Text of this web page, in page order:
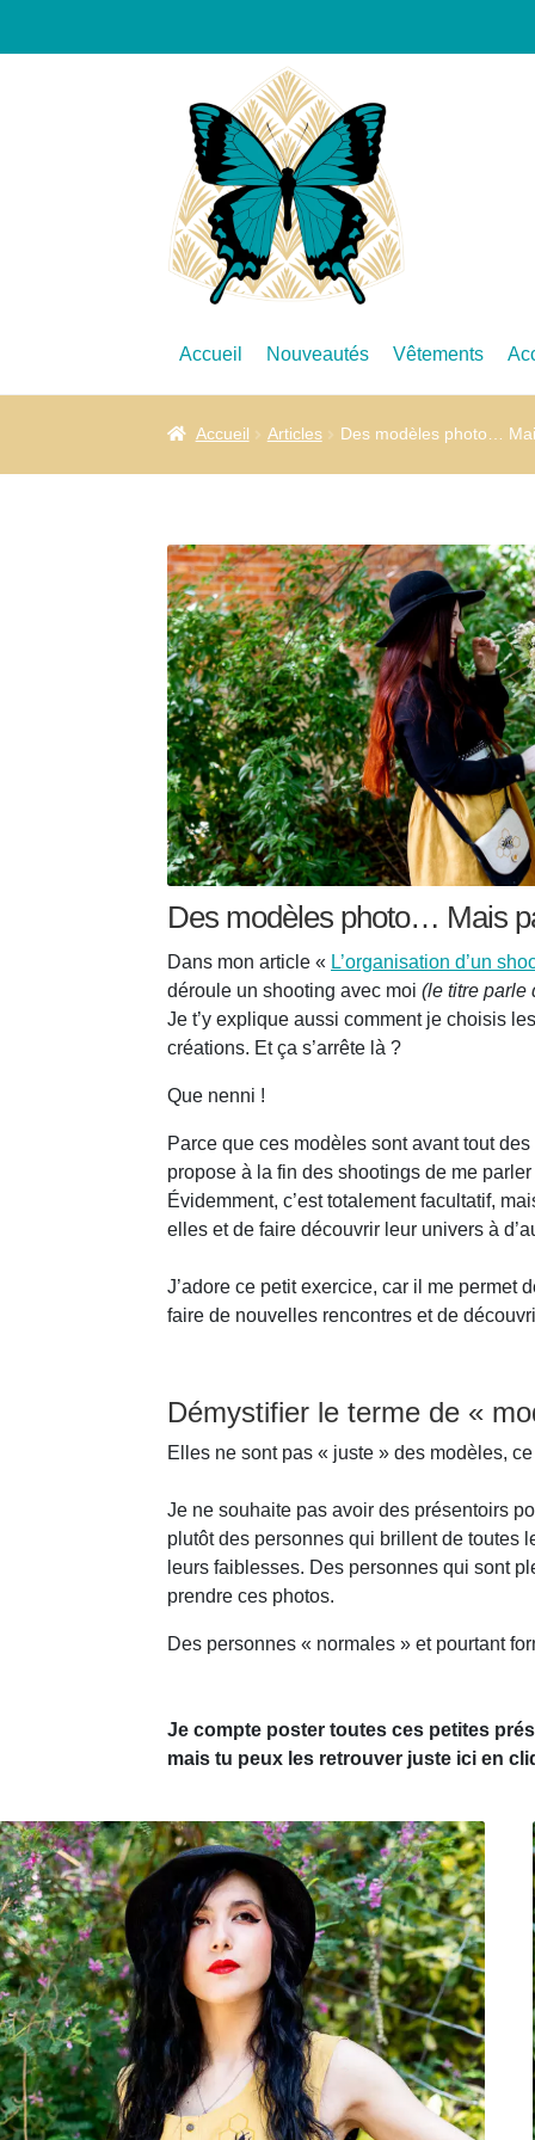
Accueil Nouveautés Vêtements
Accueil Articles Des modèles photo…
Des modèles photo… Mais
Dans mon article « L’organisation d’un
déroule un shooting avec moi(le titre parle
Je t’y explique aussi comment je choisis
créations. Et ça s’arrête là ?
Que nenni !
Parce que ces modèles sont avant tout
propose à la fin des shootings de me
Évidemment, c’est totalement facultatif,
elles et de faire découvrir leur univers à
J’adore ce petit exercice, car il me permet
faire de nouvelles rencontres et de
Démystifier le terme de «
Elles ne sont pas « juste » des modèles,
Je ne souhaite pas avoir des présentoirs
plutôt des personnes qui brillent de toutes
leurs faiblesses. Des personnes qui sont
prendre ces photos.
Des personnes « normales » et pourtant
Je compte poster toutes ces petites
mais tu peux les retrouver juste ici en